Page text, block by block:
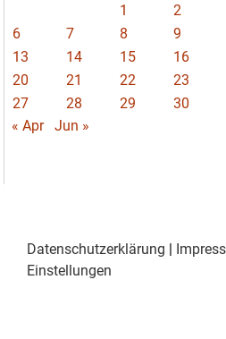
1 2
6
7 8 9
13
14 15 16
20
21 22 23
27
28 29 30
« Apr
Jun »
Datenschutzerklärung |
Einstellungen